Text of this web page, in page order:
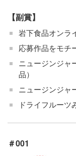
【副賞】
岩下食品オンラ
応募作品をモチ
ニュージンジャ
品）
ニュージンジャ
ドライフルーツ
＃001